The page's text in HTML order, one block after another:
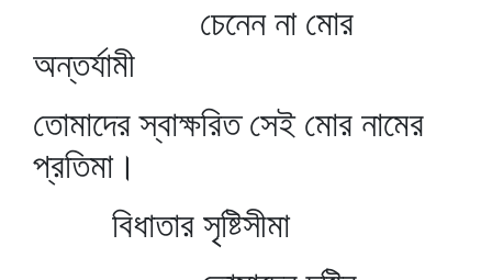
চেনেন না মোর
অন্তর্যামী
তোমাদের স্বাক্ষরিত সেই মোর নামের
প্রতিমা।
বিধাতার সৃষ্টিসীমা